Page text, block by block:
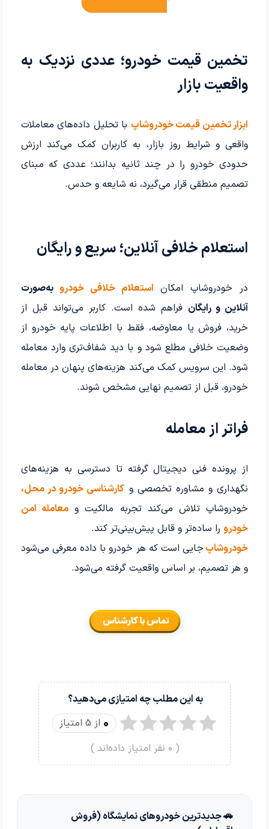
تخمین قیمت خودرو؛ عددی نزدیک به
واقعیت بازار
ابزار تخمین قیمت خودروشاپ با تحلیل داده‌های معاملات
واقعی و شرایط روز بازار، به کاربران کمک می‌کند ارزش
حدودی خودرو را در چند ثانیه بدانند؛ عددی که مبنای
تصمیم منطقی قرار می‌گیرد، نه شایعه و حدس.
استعلام خلافی آنلاین؛ سریع و رایگان
در خودروشاپ امکان استعلام خلافی خودروبه‌صورت
آنلاین و رایگان فراهم شده است. کاربر می‌تواند قبل از
خرید، فروش یا معاوضه، فقط با اطلاعات پایه خودرو از
وضعیت خلافی مطلع شود و با دید شفاف‌تری وارد معامله
شود. این سرویس کمک می‌کند هزینه‌های پنهان در معامله
خودرو، قبل از تصمیم نهایی مشخص شوند.
فراتر از معامله
از پرونده فنی دیجیتال گرفته تا دسترسی به هزینه‌های
نگهداری و مشاوره تخصصی و کارشناسی خودرو در محل،
خودروشاپ تلاش می‌کند تجربه مالکیت و معامله امن
خودرورا ساده‌تر و قابل پیش‌بینی‌تر کند.
خودروشاپ جایی است که هر خودرو با داده معرفی می‌شود
و هر تصمیم، بر اساس واقعیت گرفته می‌شود.
به این مطلب چه امتیازی می‌دهید؟
0 از 5 امتیاز
(
0 نفر امتیاز داده‌اند )
🚗 جدیدترین خودروهای نمایشگاه (فروش